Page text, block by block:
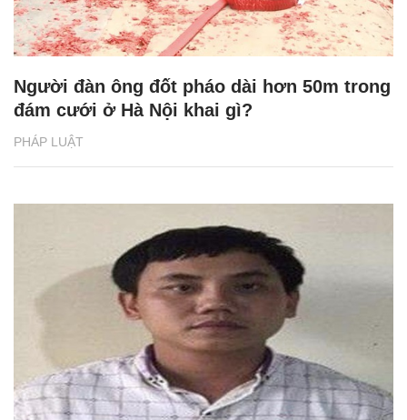
PHÁP LUẬT
Người đàn ông đốt pháo dài hơn 50m trong
đám cưới ở Hà Nội khai gì?